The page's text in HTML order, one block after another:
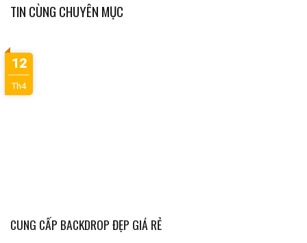
TIN CÙNG CHUYÊN MỤC
CUNG CẤP BACKDROP ĐẸP GIÁ RẺ
12
Th4